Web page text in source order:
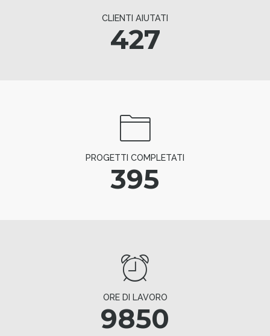
CLIENTI AIUTATI
427
PROGETTI COMPLETATI
395
ORE DI LAVORO
9850